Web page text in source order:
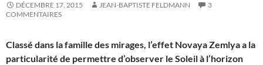
DÉCEMBRE 17, 2015 JEAN-BAPTISTE FELDMANN
3
COMMENTAIRES
Classé dans la famille des mirages, l’effet Novaya Zemlya a la
particularité de permettre d’observer le Soleil à l’horizon